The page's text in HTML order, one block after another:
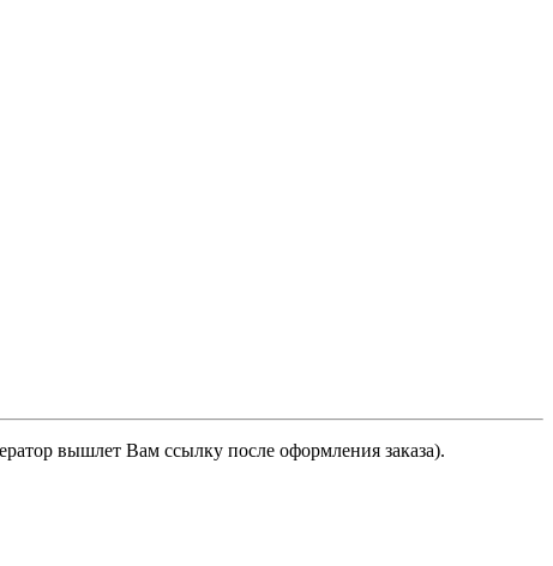
вышлет Вам ссылку после оформления заказа).